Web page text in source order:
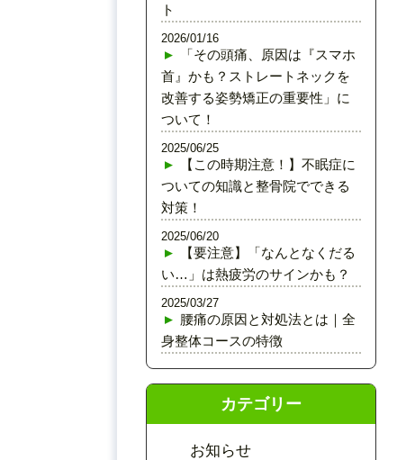
ト
「その頭痛、原因は『スマホ
首』かも？ストレートネックを
改善する姿勢矯正の重要性」に
ついて！
2026/01/16
【この時期注意！】不眠症に
ついての知識と整骨院でできる
対策！
2025/06/25
【要注意】「なんとなくだる
い…」は熱疲労のサインかも？
2025/06/20
腰痛の原因と対処法とは｜全
身整体コースの特徴
2025/03/27
カテゴリー
お知らせ